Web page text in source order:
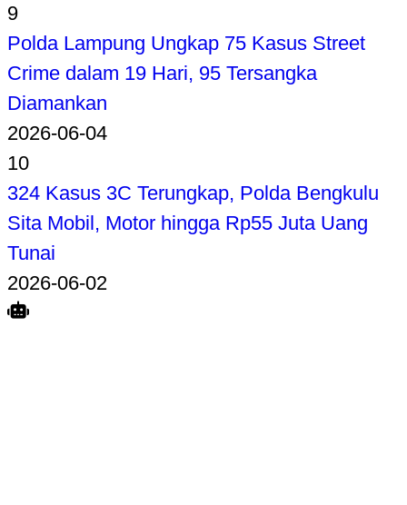
9
Polda Lampung Ungkap 75 Kasus Street
Crime dalam 19 Hari, 95 Tersangka
Diamankan
2026-06-04
10
324 Kasus 3C Terungkap, Polda Bengkulu
Sita Mobil, Motor hingga Rp55 Juta Uang
Tunai
2026-06-02